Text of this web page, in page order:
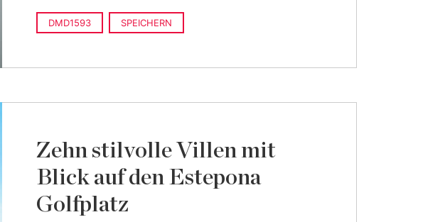
DMD1593 SPEICHERN
Zehn stilvolle Villen mit
Blick auf den Estepona
Golfplatz